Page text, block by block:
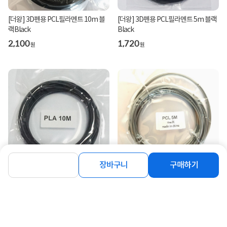
장바구니 구매하기
[더왕] 3D펜용 PCL필라멘트 10m 블
랙Black
2,100원
[더왕] 3D펜용 PCL필라멘트 5m 블랙
Black
1,720원
[더왕] 3D펜용 PLA필라멘트 10m 블
[더왕]3D펜용 PLA필라멘트 5m 그레